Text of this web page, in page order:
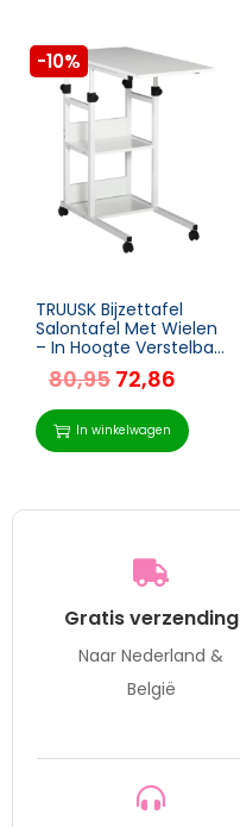
-10%
TRUUSK Bijzettafel
Salontafel Met Wielen
– In Hoogte Verstelbaar
Nachtkastje – 2
Onderste Planken –
Voor Eetkamer
Woonkamer –
80,95 72,86
In winkelwagen
Gratis verzending
Naar Nederland &
België